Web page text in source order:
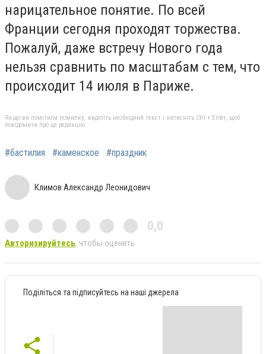
нарицательное понятие. По всей
Франции сегодня проходят торжества.
Пожалуй, даже встречу Нового года
нельзя сравнить по масштабам с тем, что
происходит 14 июля в Париже.
Якщо ви помітили помилку, виділіть необхідний текст і натисніть Ctrl + Enter, щоб
повідомити про це редакцію
#бастилия #каменское #праздник
Климов Александр Леонидович
0,0
Авторизируйтесь, чтобы оценить
Поділіться та підписуйтесь на наші джерела